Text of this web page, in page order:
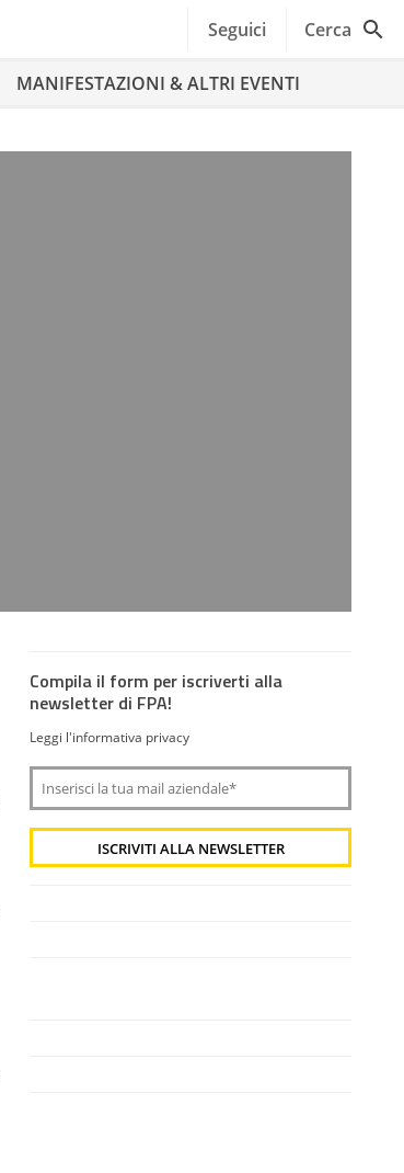
Seguici Cerca
MANIFESTAZIONI & ALTRI EVENTI
Compila il form per iscriverti alla
newsletter di FPA!
Leggi l'informativa privacy